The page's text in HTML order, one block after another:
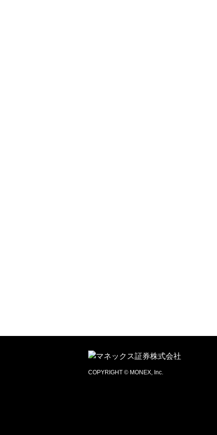
COPYRIGHT © MONEX, Inc.